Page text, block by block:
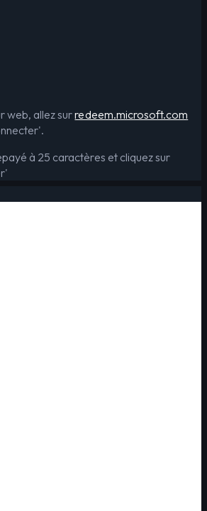
web, allez surredeem.microsoft.com
à 25 caractères et cliquez sur